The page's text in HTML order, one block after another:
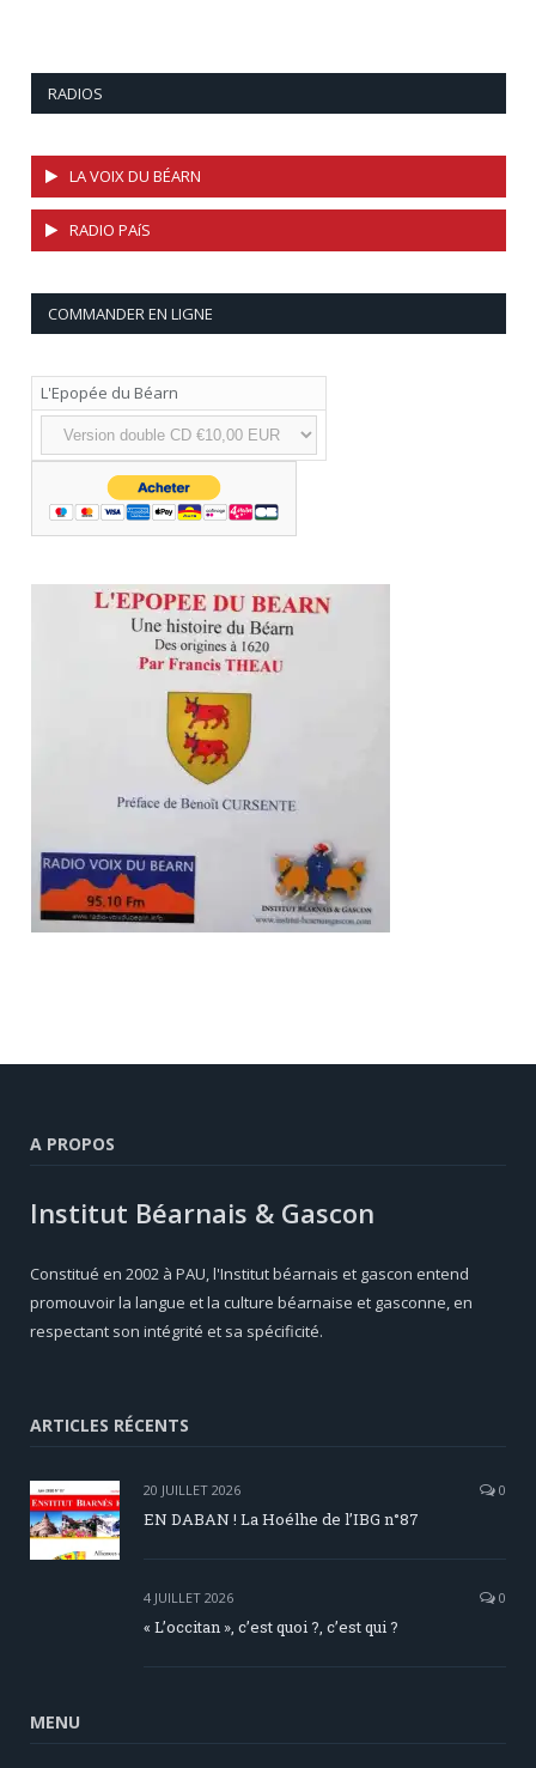
RADIOS
LA VOIX DU BÉARN
RADIO PAíS
COMMANDER EN LIGNE
L'Epopée du Béarn
A PROPOS
Institut Béarnais & Gascon
Constitué en 2002 à PAU, l'Institut béarnais et gascon entend
promouvoir la langue et la culture béarnaise et gasconne, en
respectant son intégrité et sa spécificité.
ARTICLES RÉCENTS
20 JUILLET 2026 0
EN DABAN ! La Hoélhe de l’IBG n°87
4 JUILLET 2026 0
« L’occitan », c’est quoi ?, c’est qui ?
MENU